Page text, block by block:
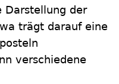
Darstellung der
trägt darauf eine
verschiedene